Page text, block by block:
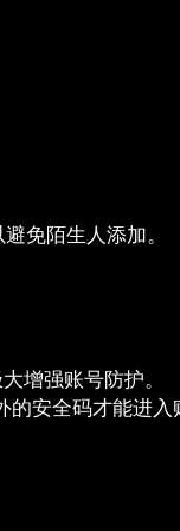
免陌生人添加。
增强账号防护。
的安全码才能进入